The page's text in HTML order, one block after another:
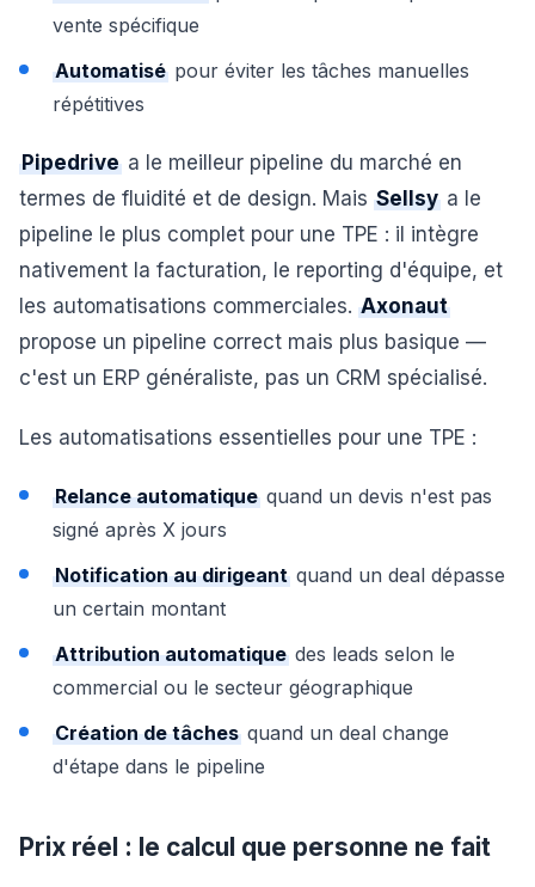
vente spécifique
Automatisé pour éviter les tâches manuelles
répétitives
Pipedrive a le meilleur pipeline du marché en
termes de fluidité et de design. Mais Sellsy a le
pipeline le plus complet pour une TPE : il intègre
nativement la facturation, le reporting d'équipe, et
les automatisations commerciales. Axonaut
propose un pipeline correct mais plus basique —
c'est un ERP généraliste, pas un CRM spécialisé.
Les automatisations essentielles pour une TPE :
Relance automatique quand un devis n'est pas
signé après X jours
Notification au dirigeant quand un deal dépasse
un certain montant
Attribution automatique des leads selon le
commercial ou le secteur géographique
Création de tâches quand un deal change
d'étape dans le pipeline
Prix réel : le calcul que personne ne fait